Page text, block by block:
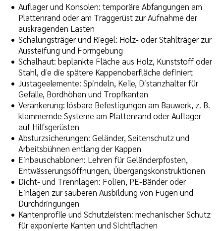
Auflager und Konsolen: temporäre Abfangungen am
Plattenrand oder am Traggerüst zur Aufnahme der
auskragenden Lasten
Schalungsträger und Riegel: Holz- oder Stahlträger zur
Aussteifung und Formgebung
Schalhaut: beplankte Fläche aus Holz, Kunststoff oder
Stahl, die die spätere Kappenoberfläche definiert
Justageelemente: Spindeln, Keile, Distanzhalter für
Gefälle, Bordhöhen und Tropfkanten
Verankerung: lösbare Befestigungen am Bauwerk, z. B.
klammernde Systeme am Plattenrand oder Auflager
auf Hilfsgerüsten
Absturzsicherungen: Geländer, Seitenschutz und
Arbeitsbühnen entlang der Kappen
Einbauschablonen: Lehren für Geländerpfosten,
Entwässerungsöffnungen, Übergangskonstruktionen
Dicht- und Trennlagen: Folien, PE-Bänder oder
Einlagen zur sauberen Ausbildung von Fugen und
Durchdringungen
Kantenprofile und Schutzleisten: mechanischer Schutz
für exponierte Kanten und Sichtflächen